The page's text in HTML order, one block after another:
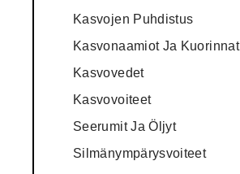
Kasvojen Puhdistus
Kasvonaamiot Ja Kuorinnat
Kasvovedet
Kasvovoiteet
Seerumit Ja Öljyt
Silmänympärysvoiteet